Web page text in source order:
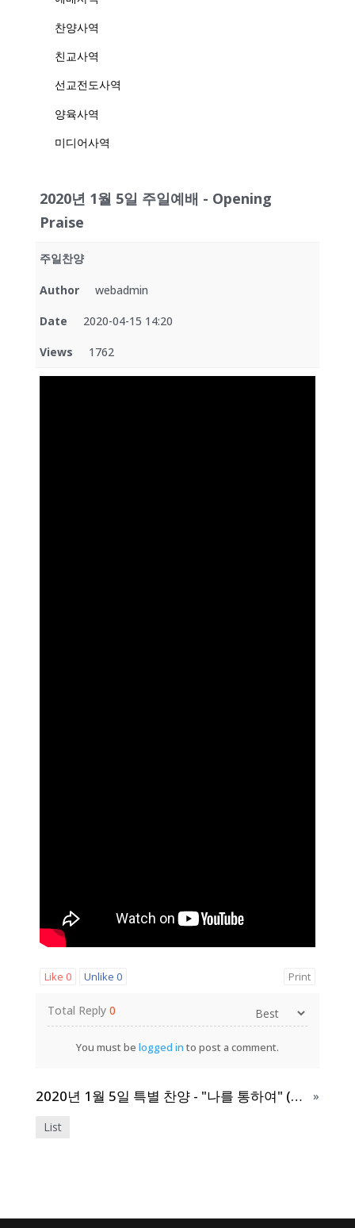
찬양사역
친교사역
선교전도사역
양육사역
미디어사역
2020년 1월 5일 주일예배 - Opening
Praise
주일찬양
Author webadmin
Date 2020-04-15 14:20
Views 1762
Like 0 Unlike 0 Print
Total Reply 0
You must be logged in to post a comment.
2020년 1월 5일 특별 찬양 - "나를 통하여" (베델 교역자) »
List